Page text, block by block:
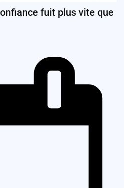
fuit plus vite que